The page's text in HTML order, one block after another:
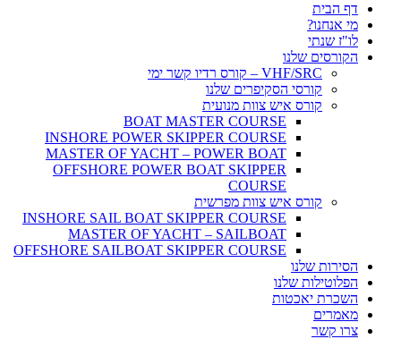
דף הבית
מי אנחנו?
לו"ז שנתי
הקורסים שלנו
VHF/SRC – קורס רדיו קשר ימי
קורסי הסקיפרים שלנו
קורס איש צוות מנועית
BOAT MASTER COURSE
INSHORE POWER SKIPPER COURSE
MASTER OF YACHT – POWER BOAT
OFFSHORE POWER BOAT SKIPPER
COURSE
קורס איש צוות מפרשית
INSHORE SAIL BOAT SKIPPER COURSE
MASTER OF YACHT – SAILBOAT
OFFSHORE SAILBOAT SKIPPER COURSE
הסירות שלנו
הפלוטילות שלנו
השכרת יאכטות
מאמרים
צרו קשר